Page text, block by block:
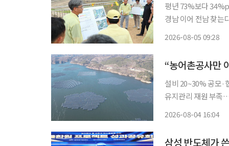
평년 73%보다
경남 이어 전남 찾는다 마른장마와 폭염이 겹치면서 경남 농업용 저수지 평균 저수율
2026-08-05 09:28
설비 20~30% 공모·
유지관리 재원 부족…발전수익
2026-08-04 16:04
삼성 반도체가